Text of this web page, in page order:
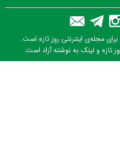
مجله‌ی اینترنتی روز تازه است.
تازه و لینک به نوشته آزاد است.